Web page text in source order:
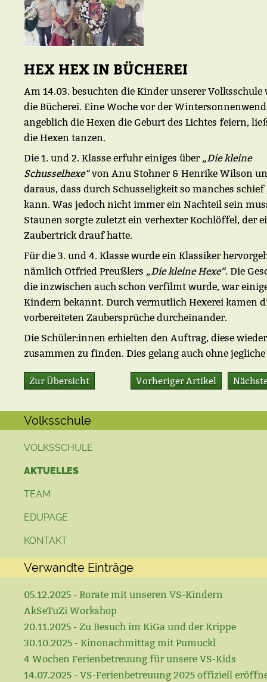
HEX HEX IN BÜCHEREI
Am 14.03. besuchten die Kinder unserer Volksschule
die Bücherei. Eine Woche vor der
angeblich die Hexen die Geburt des Lichtes feiern,
die Hexen tanzen.
Die 1. und 2. Klasse erfuhr einiges über „Die kleine
Schusselhexe“von Anu Stohner & Henrike Wilson
daraus, dass durch Schusseligkeit so manches schief
kann. Was jedoch nicht immer ein Nachteil sein
Staunen sorgte zuletzt ein verhexter Kochlöffel, der
Zaubertrick drauf hatte.
Für die 3. und 4. Klasse wurde ein Klassiker
nämlich Otfried Preußlers „Die kleine Hexe“. Die
die inzwischen auch schon verfilmt wurde, war
Kindern bekannt. Durch vermutlich Hexerei kamen
vorbereiteten Zaubersprüche durcheinander.
Die Schüler:innen erhielten den Auftrag, diese
zusammen zu finden. Dies gelang auch ohne jegliche
Vorheriger Artikel
Zur Übersicht
Volksschule
VOLKSSCHULE
AKTUELLES
TEAM
EDUPAGE
KONTAKT
Verwandte Einträge
05.12.2025 - Rorate mit unseren VS-Kindern
AkSeTuZi Workshop
20.11.2025 - Zu Besuch im KiGa und der Krippe
30.10.2025 - Kinonachmittag mit Pumuckl
4 Wochen Ferienbetreuung für unsere VS-Kids
14.07.2025 - VS-Ferienbetreuung 2025 offiziell